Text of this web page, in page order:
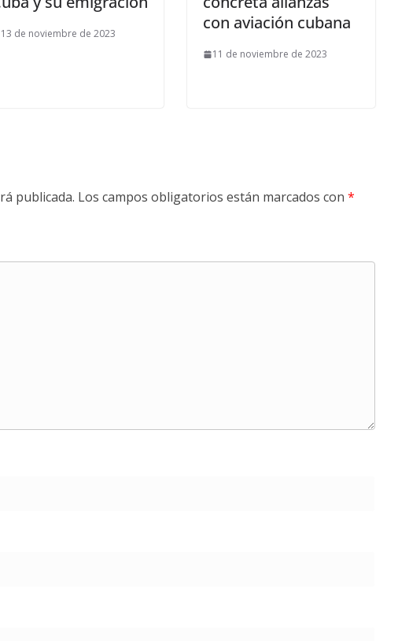
13 de noviembre de 2023
con aviación cubana
11 de noviembre de 2023
publicada. Los campos obligatorios están marcados con *